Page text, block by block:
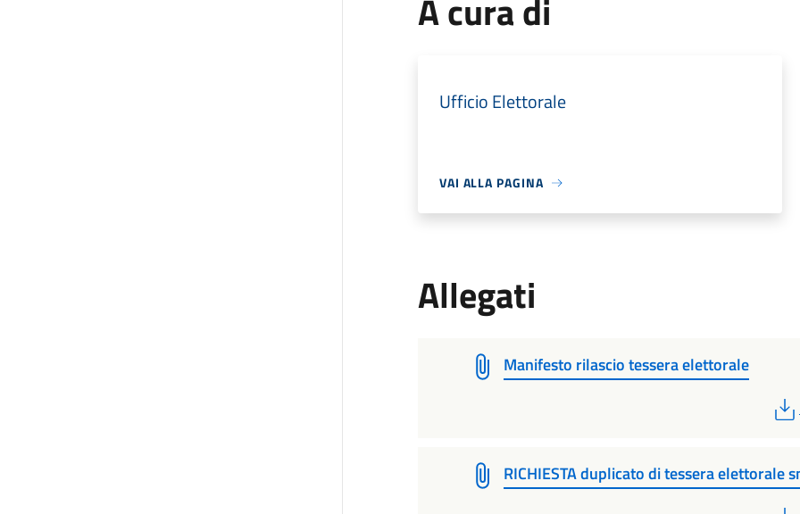
A cura di
Ufficio Elettorale
VAI ALLA PAGINA
Allegati
Manifesto rilascio tessera elettorale
RICHIESTA duplicato di tessera elettorale